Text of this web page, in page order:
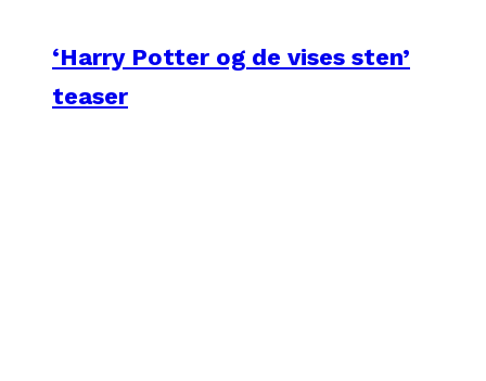
‘Harry Potter og de vises sten’
teaser